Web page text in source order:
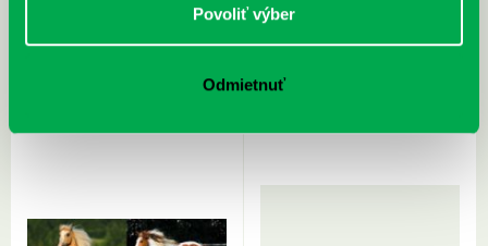
Povoliť výber
Odmietnuť
Sprievodca po hviezdnej oblohe
kompletný sprievodca
japonskou kuchyňou a etiketou